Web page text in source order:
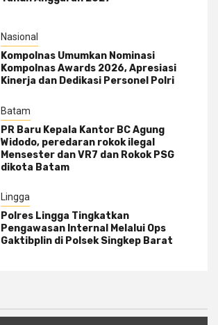
Nasional
Kompolnas Umumkan Nominasi
Kompolnas Awards 2026, Apresiasi
Kinerja dan Dedikasi Personel Polri
Batam
PR Baru Kepala Kantor BC Agung
Widodo, peredaran rokok ilegal
Mensester dan VR7 dan Rokok PSG
dikota Batam
Lingga
Polres Lingga Tingkatkan
Pengawasan Internal Melalui Ops
Gaktibplin di Polsek Singkep Barat